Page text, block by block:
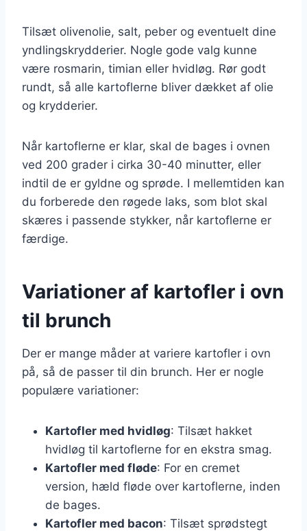
Tilsæt olivenolie, salt, peber og eventuelt dine
yndlingskrydderier. Nogle gode valg kunne
være rosmarin, timian eller hvidløg. Rør godt
rundt, så alle kartoflerne bliver dækket af olie
og krydderier.
Når kartoflerne er klar, skal de bages i ovnen
ved 200 grader i cirka 30-40 minutter, eller
indtil de er gyldne og sprøde. I mellemtiden kan
du forberede den røgede laks, som blot skal
skæres i passende stykker, når kartoflerne er
færdige.
Variationer af kartofler i ovn
til brunch
Der er mange måder at variere kartofler i ovn
på, så de passer til din brunch. Her er nogle
populære variationer:
Kartofler med hvidløg: Tilsæt hakket
hvidløg til kartoflerne for en ekstra smag.
Kartofler med fløde: For en cremet
version, hæld fløde over kartoflerne, inden
de bages.
Kartofler med bacon: Tilsæt sprødstegt